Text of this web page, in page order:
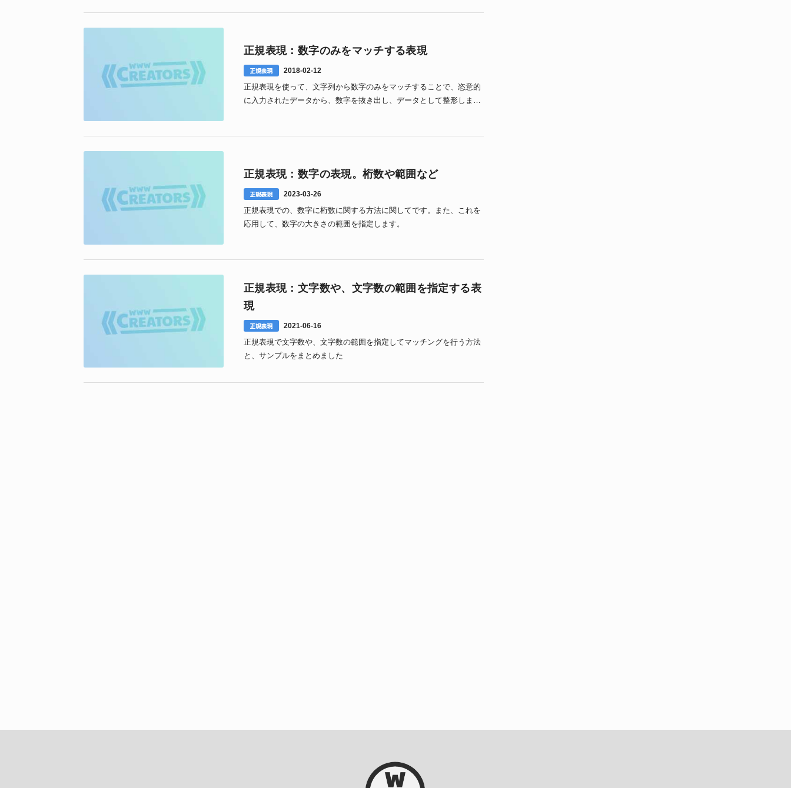
正規表現：数字のみをマッチする表現
正規表現 2018-02-12
正規表現を使って、文字列から数字のみをマッチすることで、恣意的
に入力されたデータから、数字を抜き出し、データとして整形しま
正規表現：数字の表現。桁数や範囲など
正規表現 2023-03-26
正規表現での、数字に桁数に関する方法に関してです。また、これを
応用して、数字の大きさの範囲を指定します。
正規表現：文字数や、文字数の範囲を指定する表
現
正規表現 2021-06-16
正規表現で文字数や、文字数の範囲を指定してマッチングを行う方法
と、サンプルをまとめました